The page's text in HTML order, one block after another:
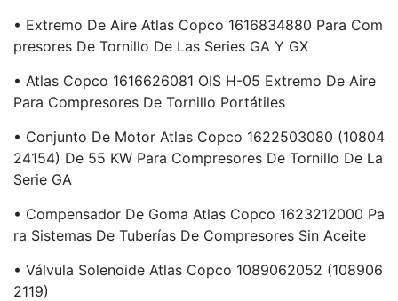
• Extremo De Aire Atlas Copco 1616834880 Para Com
Presores De Tornillo De Las Series GA Y GX
• Atlas Copco 1616626081 OIS H-05 Extremo De Aire
Para Compresores De Tornillo Portátiles
• Conjunto De Motor Atlas Copco 1622503080 (10804
24154) De 55 KW Para Compresores De Tornillo De La
Serie GA
• Compensador De Goma Atlas Copco 1623212000 Pa
Ra Sistemas De Tuberías De Compresores Sin Aceite
• Válvula Solenoide Atlas Copco 1089062052 (108906
2119)